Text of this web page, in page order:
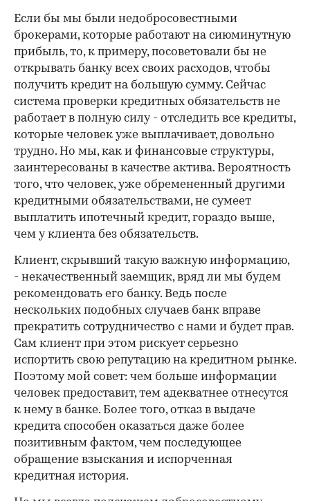
Если бы мы были недобросовестными
брокерами, которые работают на сиюминутную
прибыль, то, к примеру, посоветовали бы не
открывать банку всех своих расходов, чтобы
получить кредит на большую сумму. Сейчас
система проверки кредитных обязательств не
работает в полную силу - отследить все кредиты,
которые человек уже выплачивает, довольно
трудно. Но мы, как и финансовые структуры,
заинтересованы в качестве актива. Вероятность
того, что человек, уже обремененный другими
кредитными обязательствами, не сумеет
выплатить ипотечный кредит, гораздо выше,
чем у клиента без обязательств.
Клиент, скрывший такую важную информацию,
- некачественный заемщик, вряд ли мы будем
рекомендовать его банку. Ведь после
нескольких подобных случаев банк вправе
прекратить сотрудничество с нами и будет прав.
Сам клиент при этом рискует серьезно
испортить свою репутацию на кредитном рынке.
Поэтому мой совет: чем больше информации
человек предоставит, тем адекватнее отнесутся
к нему в банке. Более того, отказ в выдаче
кредита способен оказаться даже более
позитивным фактом, чем последующее
обращение взыскания и испорченная
кредитная история.